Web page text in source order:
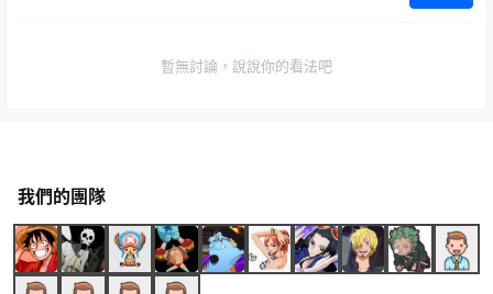
暫無討論，說說你的看法吧
我們的團隊